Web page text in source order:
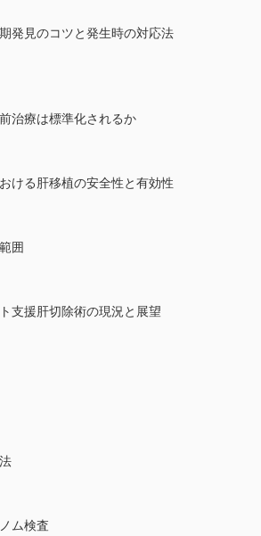
発見のコツと発生時の対応法
治療は標準化されるか
ける肝移植の安全性と有効性
囲
支援肝切除術の現況と展望
ム検査